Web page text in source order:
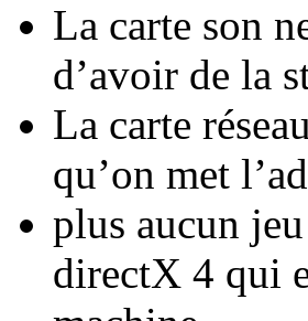
La carte son
d’avoir de la
La carte
qu’on met
plus aucun
directX 4 qui